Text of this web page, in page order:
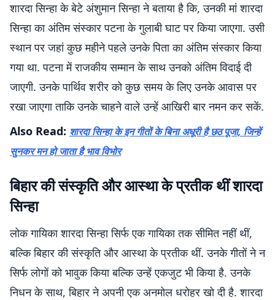
शारदा सिन्हा के बेटे अंशुमान सिन्हा ने बताया है कि, उनकी मां शारदा
सिन्हा का अंतिम संस्कार पटना के गुलाबी घाट पर किया जाएगा. उसी
स्थान पर जहां कुछ महीने पहले उनके पिता का अंतिम संस्कार किया
गया था. पटना में राजकीय सम्मान के साथ उनको अंतिम विदाई दी
जाएगी. उनके पार्थिव शरीर को कुछ समय के लिए उनके आवास पर
रखा जाएगा ताकि उनके चाहने वाले उन्हें आखिरी बार नमन कर सकें.
Also Read: शारदा सिन्हा के इन गीतों के बिना अधूरी है छठ पूजा, जिन्हें
सुनकर मन हो जाता है भाव विभोर
बिहार की संस्कृति और आस्था के प्रतीक थीं शारदा
सिन्हा
लोक गायिका शारदा सिन्हा सिर्फ एक गायिका तक सीमित नहीं थीं,
बल्कि बिहार की संस्कृति और आस्था के प्रतीक थीं. उनके गीतों ने न
सिर्फ लोगों को भावुक किया बल्कि उन्हें एकजुट भी किया है. उनके
निधन के साथ, बिहार ने अपनी एक अनमोल धरोहर खो दी है. शारदा